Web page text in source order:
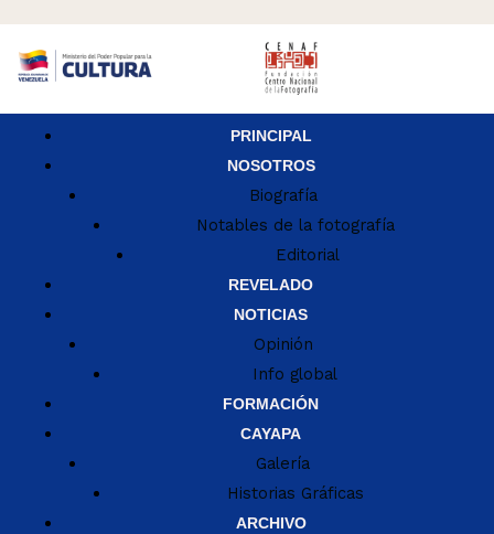
PRINCIPAL
NOSOTROS
Biografía
Notables de la fotografía
Editorial
REVELADO
NOTICIAS
Opinión
Info global
FORMACIÓN
CAYAPA
Galería
Historias Gráficas
ARCHIVO